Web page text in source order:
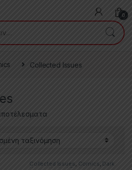
0
Collected Issues
Collected Issues, Comics, Dark